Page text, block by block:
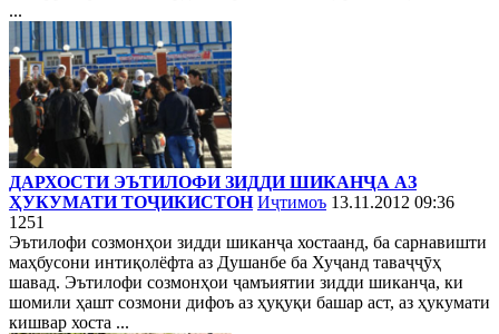
...
ДАРХОСТИ ЭЪТИЛОФИ ЗИДДИ ШИКАНҶА АЗ
ҲУКУМАТИ ТОҶИКИСТОН Иҷтимоъ 13.11.2012 09:36
1251
Эътилофи созмонҳои зидди шиканҷа хостаанд, ба сарнавишти
маҳбусони интиқолёфта аз Душанбе ба Хуҷанд таваҷҷӯҳ
шавад. Эътилофи созмонҳои ҷамъиятии зидди шиканҷа, ки
шомили ҳашт созмони дифоъ аз ҳуқуқи башар аст, аз ҳукумати
кишвар хоста ...